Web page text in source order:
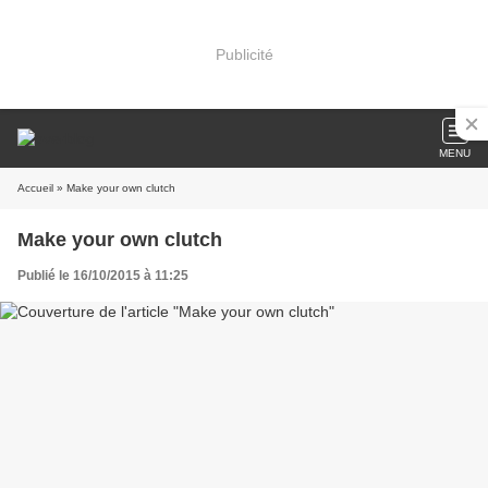
Publicité
MENU
Accueil » Make your own clutch
Make your own clutch
Publié le 16/10/2015 à 11:25